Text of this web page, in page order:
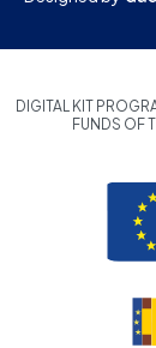
DIGITAL KIT
FUNDS OF